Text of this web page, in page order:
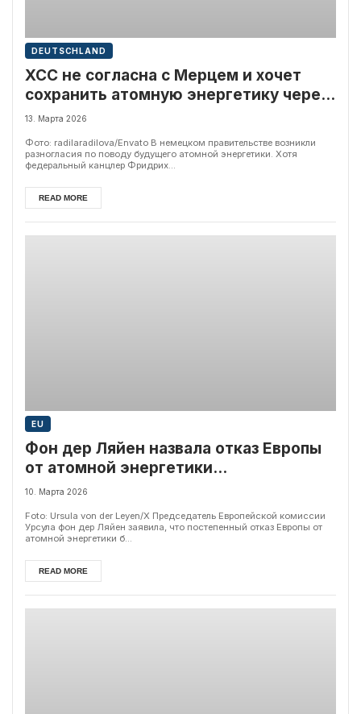
DEUTSCHLAND
ХСС не согласна с Мерцем и хочет
сохранить атомную энергетику через
новые технологии
13. Марта 2026
Фото: radilaradilova/Envato В немецком правительстве возникли
разногласия по поводу будущего атомной энергетики. Хотя
федеральный канцлер Фридрих...
READ MORE
EU
Фон дер Ляйен назвала отказ Европы
от атомной энергетики
«стратегической ошибкой»
10. Марта 2026
Foto: Ursula von der Leyen/X Председатель Европейской комиссии
Урсула фон дер Ляйен заявила, что постепенный отказ Европы от
атомной энергетики б...
READ MORE